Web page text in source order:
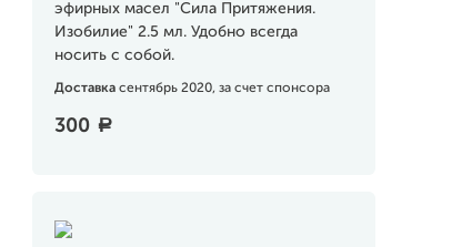
эфирных масел "Сила Притяжения.
Изобилие" 2.5 мл. Удобно всегда
носить с собой.
Доставка сентябрь 2020, за счет спонсора
300 a